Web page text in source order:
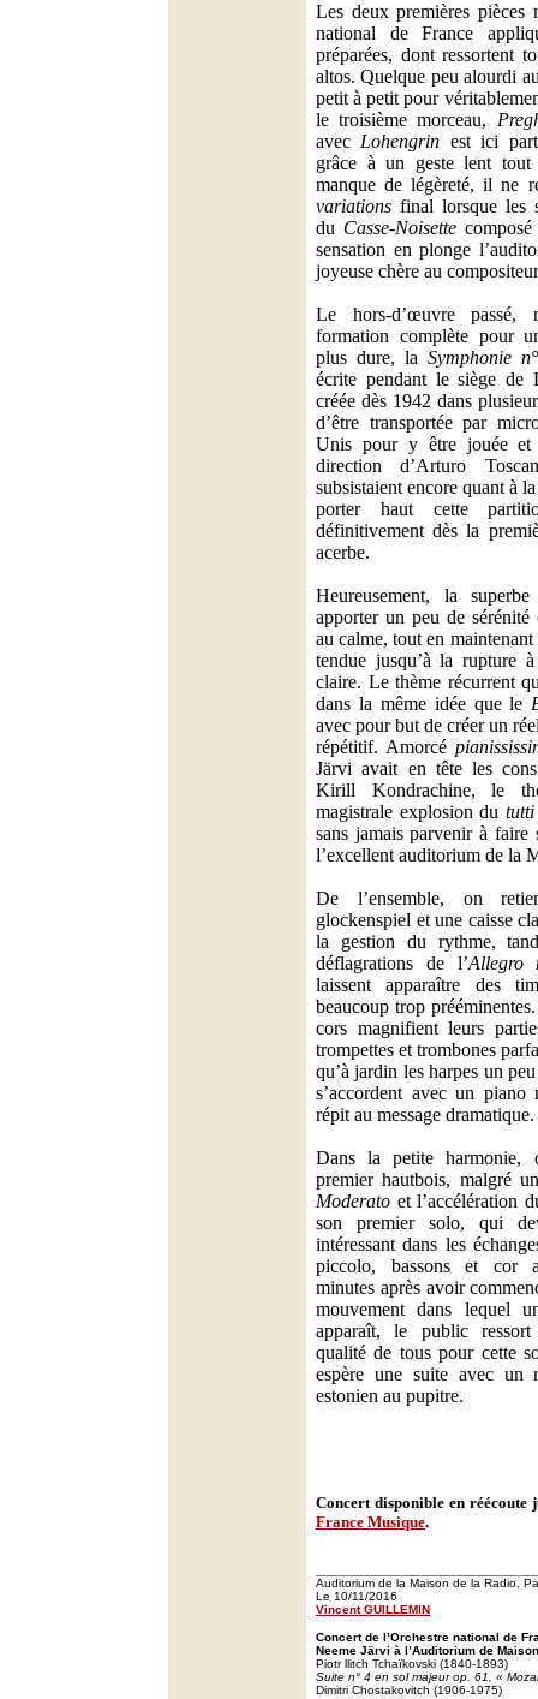
Les deux premières pièces
national de France
préparées, dont ressortent
altos. Quelque peu alourdi
petit à petit pour
le troisième morceau,
avec Lohengrin est ici
grâce à un geste lent
manque de légèreté, il ne
variations final lorsque les
du Casse-Noisette
sensation en plonge
joyeuse chère au
Le hors-d’œuvre passé,
formation complète pour
plus dure, la Symphonie
écrite pendant le siège de
créée dès 1942 dans
d’être transportée par
Unis pour y être jouée et
direction d’Arturo
subsistaient encore quant à
porter haut cette
définitivement dès la
acerbe.
Heureusement, la
apporter un peu de
au calme, tout en
tendue jusqu’à la rupture
claire. Le thème récurrent
dans la même idée que le
avec pour but de créer un
répétitif. Amorcé
Järvi avait en tête les
Kirill Kondrachine, le
magistrale explosion du tutti
sans jamais parvenir à faire
l’excellent auditorium de la
De l’ensemble, on
glockenspiel et une caisse
la gestion du rythme,
déflagrations de l’Allegro
laissent apparaître des
beaucoup trop
cors magnifient leurs
trompettes et trombones
qu’à jardin les harpes un
s’accordent avec un piano
répit au message dramatique.
Dans la petite harmonie,
premier hautbois, malgré
Moderato et l’accélération
son premier solo, qui
intéressant dans les
piccolo, bassons et cor
minutes après avoir
mouvement dans lequel
apparaît, le public
qualité de tous pour cette
espère une suite avec un
estonien au pupitre.
Concert disponible en réécoute
France Musique.
Auditorium de la Maison de la Radio,
Le 10/11/2016
Vincent GUILLEMIN
Concert de l’Orchestre national de
Neeme Järvi à l’Auditorium de
Piotr llitch Tchaïkovski (1840-1893)
Suite n° 4 en sol majeur op. 61, «
Dimitri Chostakovitch (1906-1975)